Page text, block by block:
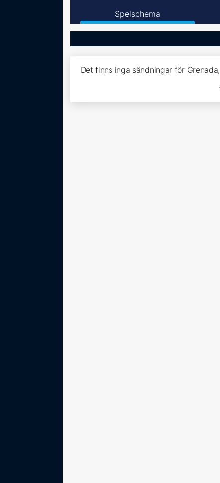
Spelschema
Det finns inga sändningar för